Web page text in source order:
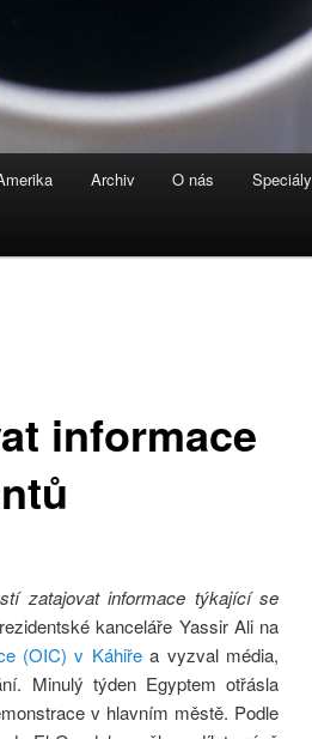
Archiv O nás Speciály
informace
zatajovat informace týkající se
kanceláře Yassir Ali na
(OIC) v Káhiřea vyzval média,
Minulý týden Egyptem otřásla
v hlavním městě. Podle